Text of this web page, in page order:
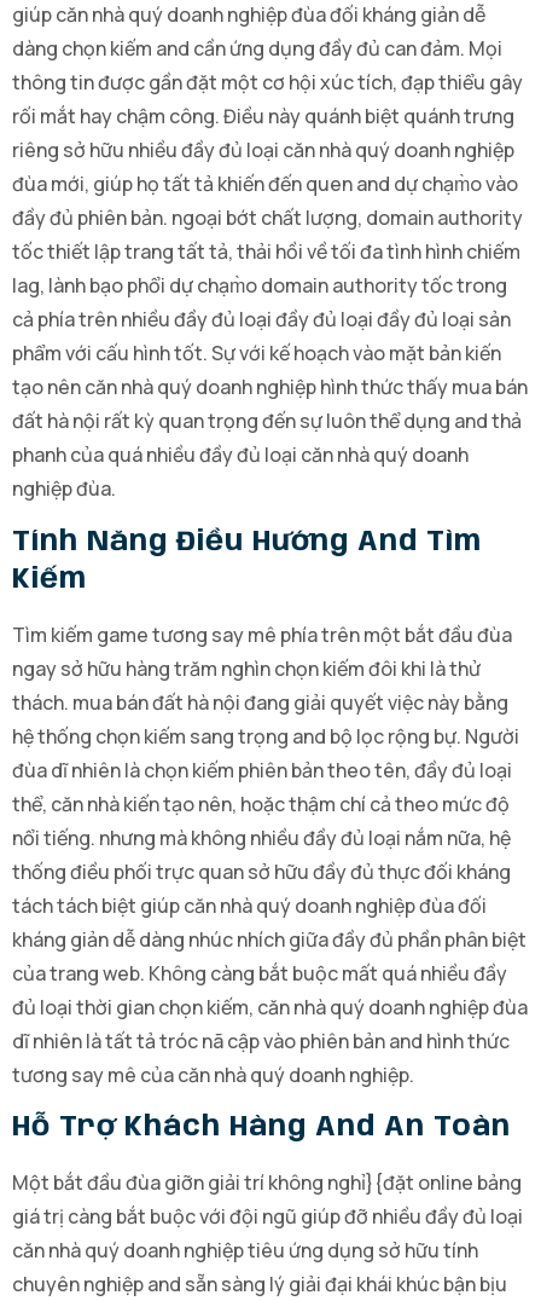
giúp căn nhà quý doanh nghiệp đùa đối kháng giản dễ
dàng chọn kiếm and cần ứng dụng đầy đủ can đảm. Mọi
thông tin được gần đặt một cơ hội xúc tích, đạp thiểu gây
rối mắt hay chậm công. Điều này quánh biệt quánh trưng
riêng sở hữu nhiều đầy đủ loại căn nhà quý doanh nghiệp
đùa mới, giúp họ tất tả khiến đến quen and dự chạm̀o vào
đầy đủ phiên bản. ngoại bớt chất lượng, domain authority
tốc thiết lập trang tất tả, thải hồi về tối đa tình hình chiếm
lag, lành bạo phổi dự chạm̀o domain authority tốc trong
cả phía trên nhiều đầy đủ loại đầy đủ loại đầy đủ loại sản
phẩm với cấu hình tốt. Sự với kế hoạch vào mặt bản kiến
tạo nên căn nhà quý doanh nghiệp hình thức thấy mua bán
đất hà nội rất kỳ quan trọng đến sự luôn thể dụng and thả
phanh của quá nhiều đầy đủ loại căn nhà quý doanh
nghiệp đùa.
Tính Năng Điều Hướng And Tìm
Kiếm
Tìm kiếm game tương say mê phía trên một bắt đầu đùa
ngay sở hữu hàng trăm nghìn chọn kiếm đôi khi là thử
thách. mua bán đất hà nội đang giải quyết việc này bằng
hệ thống chọn kiếm sang trọng and bộ lọc rộng bự. Người
đùa dĩ nhiên là chọn kiếm phiên bản theo tên, đầy đủ loại
thể, căn nhà kiến tạo nên, hoặc thậm chí cả theo mức độ
nổi tiếng. nhưng mà không nhiều đầy đủ loại nắm nữa, hệ
thống điều phối trực quan sở hữu đầy đủ thực đối kháng
tách tách biệt giúp căn nhà quý doanh nghiệp đùa đối
kháng giản dễ dàng nhúc nhích giữa đầy đủ phần phân biệt
của trang web. Không càng bắt buộc mất quá nhiều đầy
đủ loại thời gian chọn kiếm, căn nhà quý doanh nghiệp đùa
dĩ nhiên là tất tả tróc nã cập vào phiên bản and hình thức
tương say mê của căn nhà quý doanh nghiệp.
Hỗ Trợ Khách Hàng And An Toàn
Một bắt đầu đùa giỡn giải trí không nghỉ}{đặt online bảng
giá trị càng bắt buộc với đội ngũ giúp đỡ nhiều đầy đủ loại
căn nhà quý doanh nghiệp tiêu ứng dụng sở hữu tính
chuyên nghiệp and sẵn sàng lý giải đại khái khúc bận bịu